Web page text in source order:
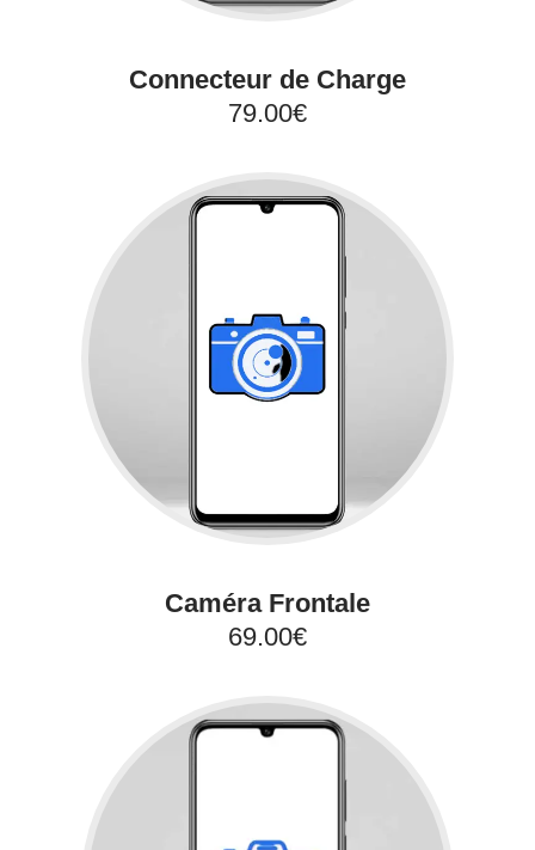
Connecteur de Charge
79.00€
Caméra Frontale
69.00€